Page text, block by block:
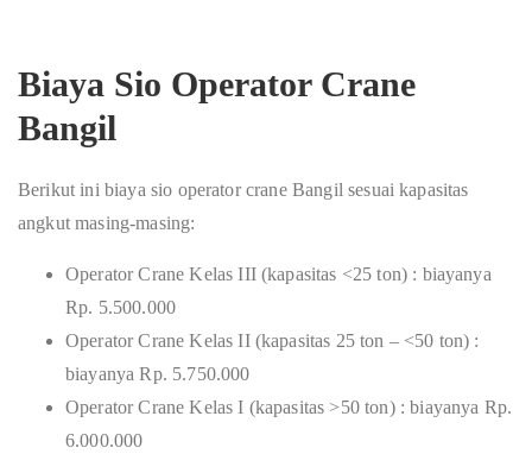
Biaya Sio Operator Crane
Bangil
Berikut ini biaya sio operator crane Bangil sesuai kapasitas
angkut masing-masing:
Operator Crane Kelas III (kapasitas <25 ton) : biayanya
Rp. 5.500.000
Operator Crane Kelas II (kapasitas 25 ton – <50 ton) :
biayanya Rp. 5.750.000
Operator Crane Kelas I (kapasitas >50 ton) : biayanya Rp.
6.000.000